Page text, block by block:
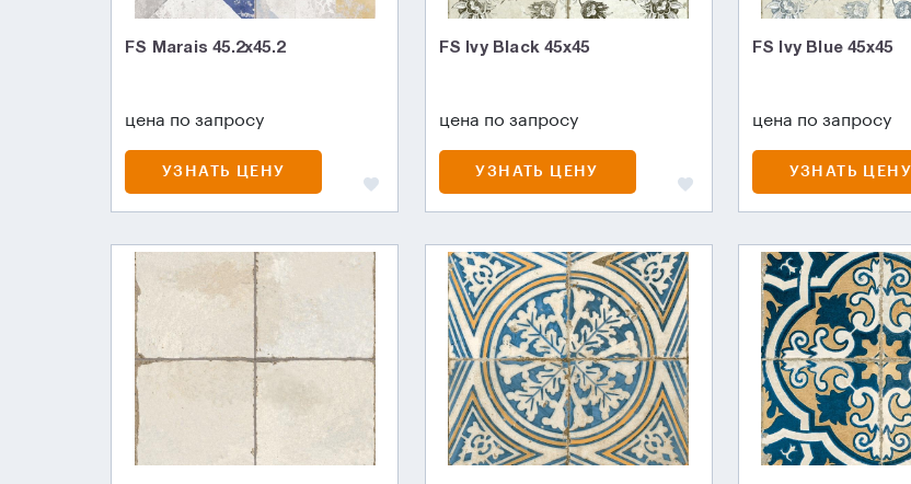
FS Marais 45.2х45.2
цена по запросу
УЗНАТЬ ЦЕНУ
FS Ivy Black 45х45
цена по запросу
УЗНАТЬ ЦЕНУ
FS Ivy Blue 45х45
цена по запросу
УЗНАТЬ ЦЕНУ